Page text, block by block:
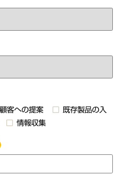
顧客への提案
既存製品の入
情報収集